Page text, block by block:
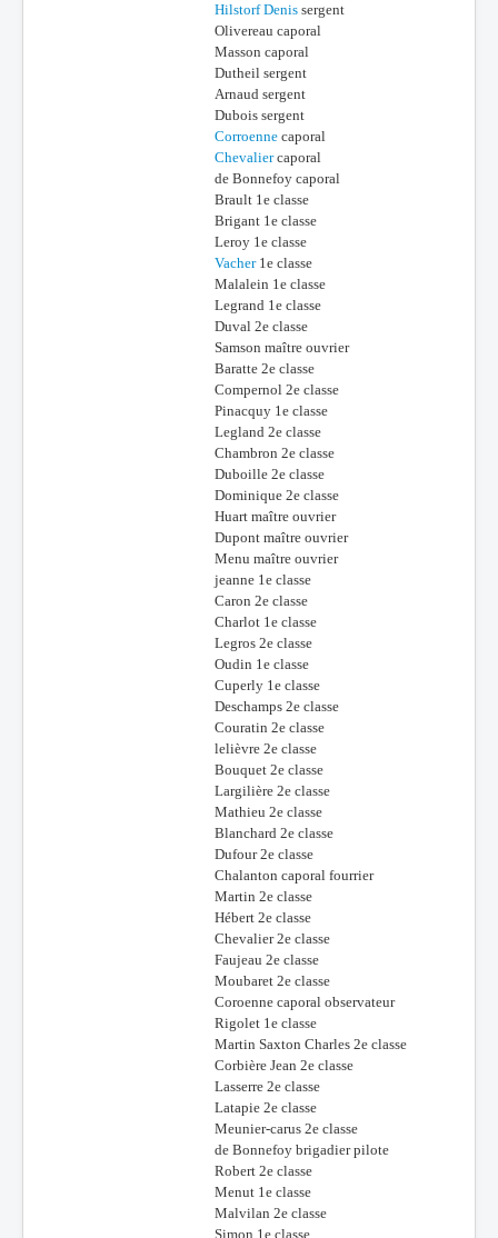
Hilstorf Denis sergent
Olivereau caporal
Masson caporal
Dutheil sergent
Arnaud sergent
Dubois sergent
Corroenne caporal
Chevaliercaporal
de Bonnefoy caporal
Brault 1e classe
Brigant 1e classe
Leroy 1e classe
Vacher1e classe
Malalein 1e classe
Legrand 1e classe
Duval 2e classe
Samson maître ouvrier
Baratte 2e classe
Compernol 2e classe
Pinacquy 1e classe
Legland 2e classe
Chambron 2e classe
Duboille 2e classe
Dominique 2e classe
Huart maître ouvrier
Dupont maître ouvrier
Menu maître ouvrier
jeanne 1e classe
Caron 2e classe
Charlot 1e classe
Legros 2e classe
Oudin 1e classe
Cuperly 1e classe
Deschamps 2e classe
Couratin 2e classe
lelièvre 2e classe
Bouquet 2e classe
Largilière 2e classe
Mathieu 2e classe
Blanchard 2e classe
Dufour 2e classe
Chalanton caporal fourrier
Martin 2e classe
Hébert 2e classe
Chevalier 2e classe
Faujeau 2e classe
Moubaret 2e classe
Coroenne caporal observateur
Rigolet 1e classe
Martin Saxton Charles 2e classe
Corbière Jean 2e classe
Lasserre 2e classe
Latapie 2e classe
Meunier-carus 2e classe
de Bonnefoy brigadier pilote
Robert 2e classe
Menut 1e classe
Malvilan 2e classe
Simon 1e classe